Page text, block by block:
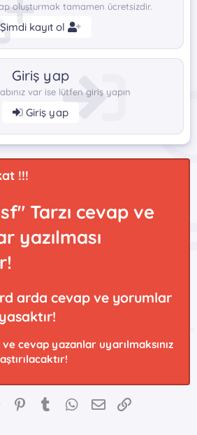
oluşturmak tamamen ücretsizdir.
Şimdi kayıt ol
Giriş yap
var ise lütfen giriş yapın
Giriş yap
!!!
Tarzı cevap ve
yazılması
arda cevap ve yorumlar
cevap yazanlar uyarılmaksınız
Reddit PinterestTumblr WhatsApp
E-posta